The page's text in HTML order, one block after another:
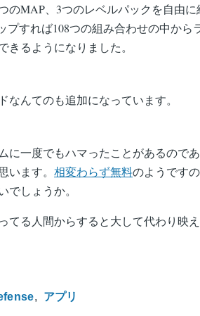
のMAP、3つのレベルパックを自由
プすれば108つの組み合わせの中から
きるようになりました。
なんてのも追加になっています。
に一度でもハマったことがあるので
います。 相変わらず無料のようです
でしょうか。
てる人間からすると大して代わり映
アプリ